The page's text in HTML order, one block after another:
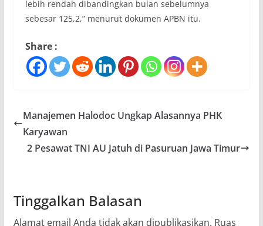
lebih rendah dibandingkan bulan sebelumnya
sebesar 125,2,” menurut dokumen APBN itu.
Share :
Manajemen Halodoc Ungkap Alasannya PHK
Karyawan
2 Pesawat TNI AU Jatuh di Pasuruan Jawa Timur
Tinggalkan Balasan
Alamat email Anda tidak akan dipublikasikan. Ruas